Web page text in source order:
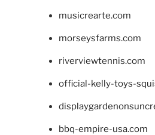
musicrearte.com
morseysfarms.com
riverviewtennis.com
official-kelly-toys-
bbq-empire-usa.com